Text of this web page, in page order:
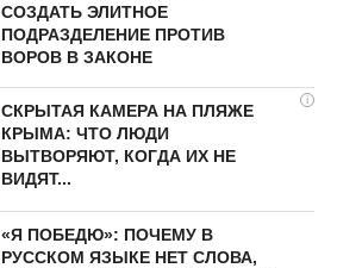
СОЗДАТЬ ЭЛИТНОЕ
ПОДРАЗДЕЛЕНИЕ ПРОТИВ
ВОРОВ В ЗАКОНЕ
i
СКРЫТАЯ КАМЕРА НА ПЛЯЖЕ
КРЫМА: ЧТО ЛЮДИ
ВЫТВОРЯЮТ, КОГДА ИХ НЕ
ВИДЯТ...
«Я ПОБЕДЮ»: ПОЧЕМУ В
РУССКОМ ЯЗЫКЕ НЕТ СЛОВА,